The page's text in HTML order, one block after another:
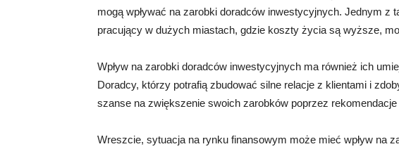
mogą wpływać na zarobki doradców inwestycyjnych. Jednym z
pracujący w dużych miastach, gdzie koszty życia są wyższe,
Wpływ na zarobki doradców inwestycyjnych ma również ich
Doradcy, którzy potrafią zbudować silne relacje z klientami i
szanse na zwiększenie swoich zarobków poprzez rekomendacje
Wreszcie, sytuacja na rynku finansowym może mieć wpływ na